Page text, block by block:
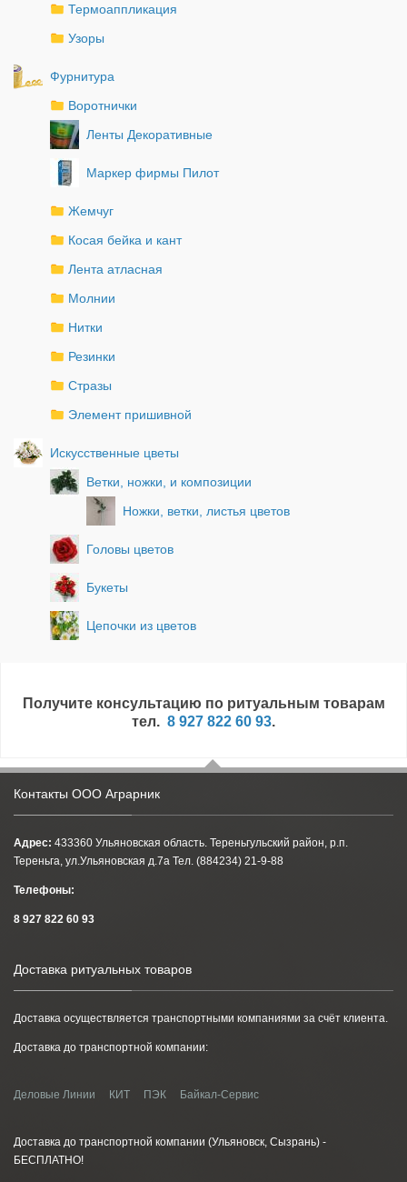
Термоаппликация
Узоры
Фурнитура
Воротнички
Ленты Декоративные
Маркер фирмы Пилот
Жемчуг
Косая бейка и кант
Лента атласная
Молнии
Нитки
Резинки
Стразы
Элемент пришивной
Искусственные цветы
Ветки, ножки, и композиции
Ножки, ветки, листья цветов
Головы цветов
Букеты
Цепочки из цветов
Получите консультацию по ритуальным товарам
тел. 8 927 822 60 93.
Контакты ООО Аграрник
Адрес: 433360 Ульяновская область. Тереньгульский район, р.п.
Тереньга, ул.Ульяновская д.7а Тел. (884234) 21-9-88
Телефоны:
8 927 822 60 93
Доставка ритуальных товаров
Доставка осуществляется транспортными компаниями за счёт клиента.
Доставка до транспортной компании:
Деловые Линии КИТ ПЭК Байкал-Сервис
Доставка до транспортной компании (Ульяновск, Сызрань) -
БЕСПЛАТНО!